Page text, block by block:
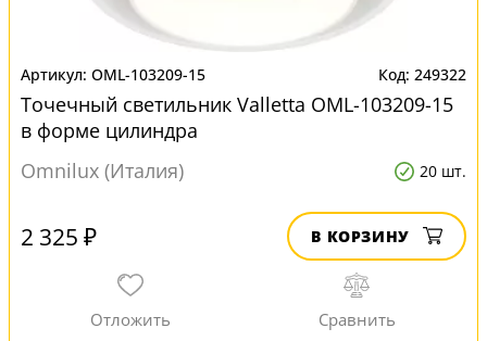
OML-103209-15 249322
Точечный светильник Valletta OML-103209-15
в форме цилиндра
Omnilux (Италия)
20 шт.
2 325 ₽ В КОРЗИНУ